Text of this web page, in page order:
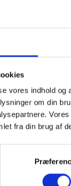
vores indhold
om din
fra din brug af